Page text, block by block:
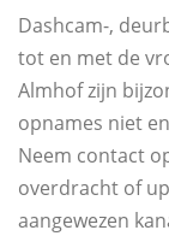
Dashcam-,
tot en met de
Almhof zijn
opnames niet
Neem contact
overdracht of
aangewezen